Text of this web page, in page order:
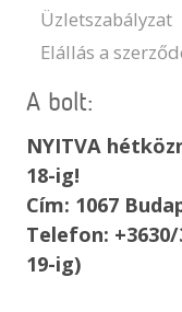
Üzletszabályzat
Elállás a
A bolt:
NYITVA
18-ig!
Cím: 1067
Telefon:
19-ig)